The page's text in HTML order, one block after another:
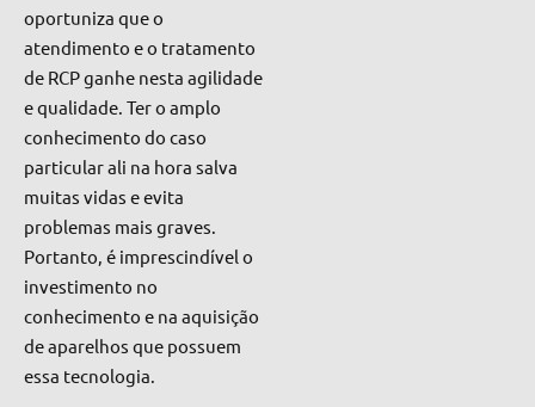
oportuniza que o
atendimento e o tratamento
de RCP ganhe nesta agilidade
e qualidade. Ter o amplo
conhecimento do caso
particular ali na hora salva
muitas vidas e evita
problemas mais graves.
Portanto, é imprescindível o
investimento no
conhecimento e na aquisição
de aparelhos que possuem
essa tecnologia.